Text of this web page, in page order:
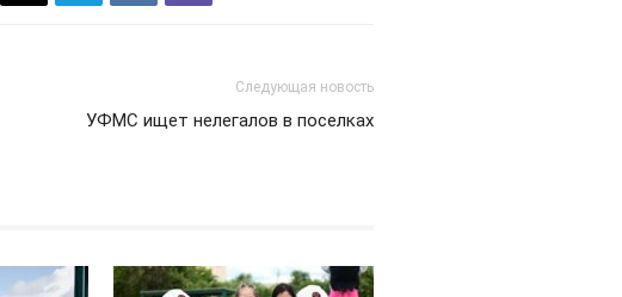
Следующая новость
УФМС ищет нелегалов в поселках